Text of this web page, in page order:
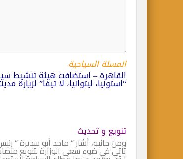
المسلة السياحية
القاهرة – استضافت هيئة تنشيط
“استونيا، ليتوانيا، لا تيفا” لزيارة
تنويع و تحديث
ومن جانبه، أشار ” ماجد أبو سديرة ”
تأتي في ضوء سعى الوزارة لتنويع